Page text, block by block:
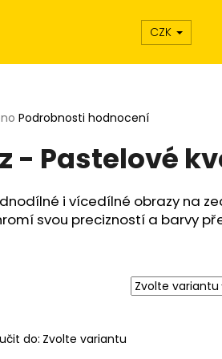
CZK
Podrobnosti hodnocení
- Pastelové
i vícedílné obrazy na
svou precizností a barvy
do: Zvolte variantu
OBRAZ - HUDEBNÍ EXTÁZE